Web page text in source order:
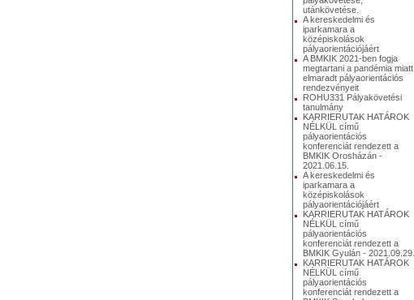
utánkövetése.
A kereskedelmi és
iparkamara a
középiskolások
pályaorientációjáért
A BMKIK 2021-ben fogja
megtartani a pandémia miatt
elmaradt pályaorientációs
rendezvényeit
ROHU331 Pályakövetési
tanulmány
KARRIERUTAK HATÁROK
NÉLKÜL című
pályaorientációs
konferenciát rendezett a
BMKIK Orosházán -
2021.06.15.
A kereskedelmi és
iparkamara a
középiskolások
pályaorientációjáért
KARRIERUTAK HATÁROK
NÉLKÜL című
pályaorientációs
konferenciát rendezett a
BMKIK Gyulán - 2021.09.29.
KARRIERUTAK HATÁROK
NÉLKÜL című
pályaorientációs
konferenciát rendezett a